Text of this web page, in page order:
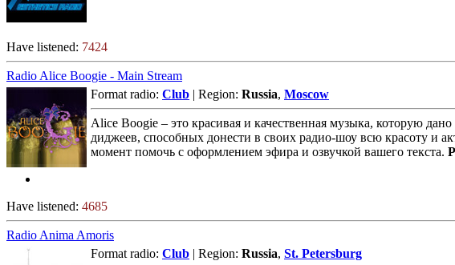
Have listened: 7424
Radio Alice Boogie - Main Stream
Format radio: Club | Region: Russia, Moscow
Alice Boogie – это красивая и качественная музыка, которую
диджеев, способных донести в своих радио-шоу всю красоту и
момент помочь с оформлением эфира и озвучкой вашего текста.
Have listened: 4685
Radio Anima Amoris
Format radio: Club | Region: Russia, St. Petersburg